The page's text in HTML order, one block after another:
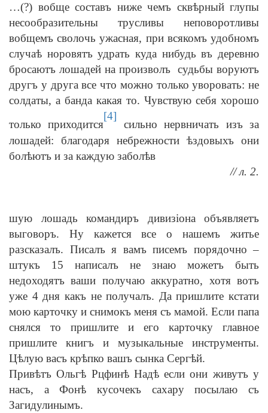
…(?) вобще составъ ниже чемъ сквѣрный глупы
несообразительны трусливы неповоротливы
вобщемъ сволочь ужасная, при всякомъ удобномъ
случаѣ норовятъ удрать куда нибудь въ деревню
бросаютъ лошадей на произволъ судьбы воруютъ
другъ у друга все что можно только уворовать: не
солдаты, а банда какая то. Чувствую себя хорошо
только приходится
[4]
сильно нервничать изъ за
лошадей: благодаря небрежности ѣздовыхъ они
болѣютъ и за каждую заболѣв
// л. 2.
шую лошадь командиръ дивизіона объявляетъ
выговоръ. Ну кажется все о нашемъ житье
разсказалъ. Писалъ я вамъ писемъ порядочно –
штукъ 15 написалъ не знаю можетъ быть
недоходятъ ваши получаю аккуратно, хотя вотъ
уже 4 дня какъ не получалъ. Да пришлите кстати
мою карточку и снимокъ меня съ мамой. Если папа
снялся то пришлите и его карточку главное
пришлите книгъ и музыкальные инструменты.
Цѣлую васъ крѣпко вашъ сынка Сергѣй.
Привѣтъ Ольгѣ Рцфинѣ Надѣ если они живутъ у
насъ, а Фонѣ кусочекъ сахару посылаю съ
Загидулинымъ.